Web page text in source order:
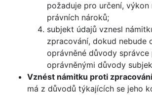
požaduje pro určení, výkon
právních nároků;
subjekt údajů vznesl
zpracování, dokud nebude
oprávněné důvody správce
oprávněnými důvody
Vznést námitku proti zpracování
má z důvodů týkajících se jeho